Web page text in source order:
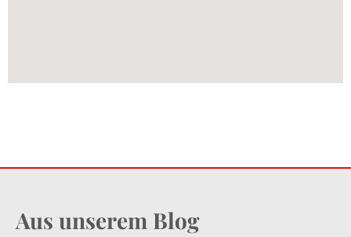
Aus unserem Blog